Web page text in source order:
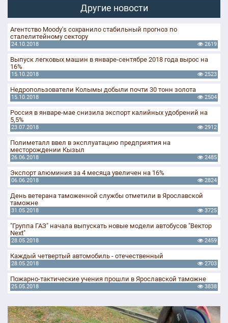
Другие новости
Агентство Moody's сохранило стабильный прогноз по
сталелитейному сектору
24.10.2018 2619
Выпуск легковых машин в январе-сентябре 2018 года вырос на
16%
15.10.2018 2523
Недропользователи Колымы добыли почти 30 тонн золота
15.10.2018 2504
Россия в январе-мае снизила экспорт калийных удобрений на
5,5%
23.07.2018 2912
Полиметалл ввел в эксплуатацию предприятия на
месторождении Кызыл
26.06.2018 2485
Экспорт алюминия за 4 месяца увеличен на 16%
06.06.2018 2824
День ветерана таможенной службы отметили в Ярославской
таможне
31.05.2018 3725
"Группа ГАЗ" начала выпускать новые модели автобусов "Вектор
Next"
28.05.2018 2459
Каждый четвертый автомобиль - отечественный
28.05.2018 2703
Пожарно-тактические учения прошли в Ярославской таможне
25.05.2018 3838